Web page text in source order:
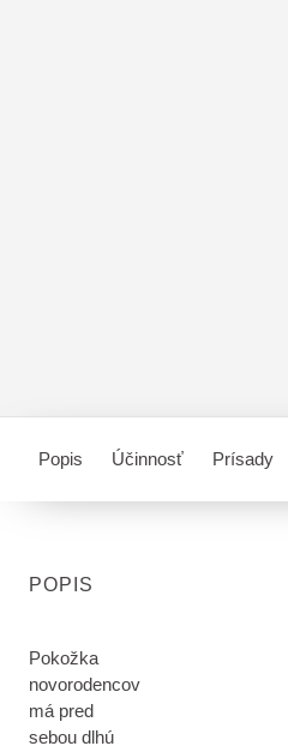
Popis Účinnosť Prísady
POPIS
Pokožka
novorodencov
má pred
sebou dlhú